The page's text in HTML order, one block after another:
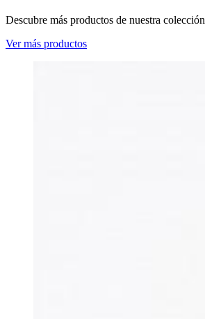
Descubre más productos de nuestra colección
Ver más productos